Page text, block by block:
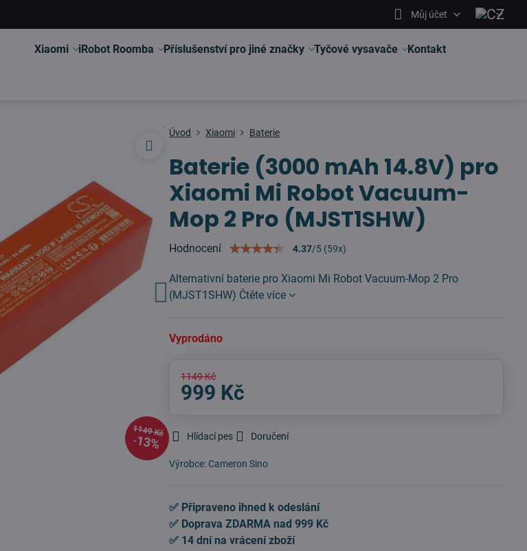
Můj účet
Xiaomi iRobot Roomba Příslušenství pro jiné značky Tyčové vysavače Kontakt
1149 Kč
13%
Úvod Xiaomi Baterie
Baterie (3000 mAh 14.8V) pro
Xiaomi Mi Robot Vacuum-
Mop 2 Pro (MJST1SHW)
Hodnocení 4.37/5 (59x)
Alternativní baterie pro Xiaomi Mi Robot Vacuum-Mop 2 Pro
(MJST1SHW) Čtěte více
Vyprodáno
1149 Kč
999 Kč
Hlídací pes Doručení
Výrobce: Cameron Sino
✅ Připraveno ihned k odeslání
✅ Doprava ZDARMA nad 999 Kč
✅ 14 dní na vrácení zboží